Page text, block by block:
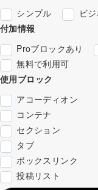
シンプル
ビ
付加情報
Proブロックあり
無料で利用可
使用ブロック
アコーディオン
コンテナ
セクション
タブ
ボックスリンク
投稿リスト